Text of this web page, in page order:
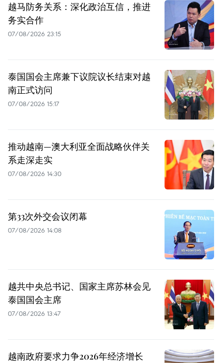
越马防务关系：深化政治互信，推进
务实合作
07/08/2026 23:15
泰国国会主席兼下议院议长结束对越
南正式访问
07/08/2026 15:17
推动越南—澳大利亚全面战略伙伴关
系走深走实
07/08/2026 14:30
第33次外交会议闭幕
07/08/2026 14:08
越共中央总书记、国家主席苏林会见
泰国国会主席
07/08/2026 13:47
越南政府要求力争2026年经济增长